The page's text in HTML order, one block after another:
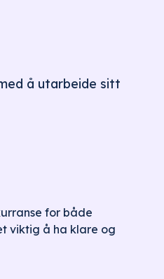
å utarbeide sitt
for både
viktig å ha klare og